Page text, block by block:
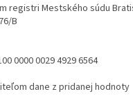
registri Mestského súdu
B
0000 0029 4929 6564
dane z pridanej hodnoty